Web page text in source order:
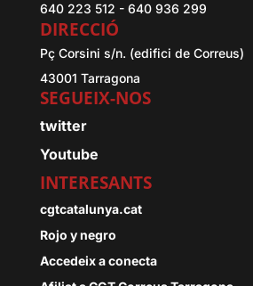
640 223 512 - 640 936 299
DIRECCIÓ
Pç Corsini s/n. (edifici de Correus)
43001 Tarragona
SEGUEIX-NOS
twitter
Youtube
INTERESANTS
cgtcatalunya.cat
Rojo y negro
Accedeix a conecta